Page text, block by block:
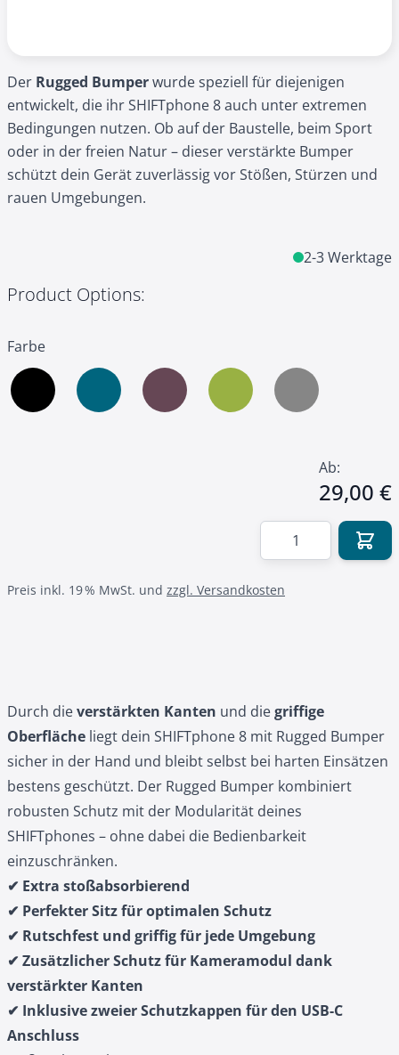
Der Rugged Bumperwurde speziell für diejenigen
entwickelt, die ihr SHIFTphone 8 auch unter extremen
Bedingungen nutzen. Ob auf der Baustelle, beim Sport
oder in der freien Natur – dieser verstärkte Bumper
schützt dein Gerät zuverlässig vor Stößen, Stürzen und
rauen Umgebungen.
2-3 Werktage
Product Options:
Farbe
Ab:
29,00 €
Menge
Preis inkl. 19 % MwSt. und zzgl. Versandkosten
Durch dieverstärkten Kanten und diegriffige
Oberfläche liegt dein SHIFTphone 8 mit Rugged Bumper
sicher in der Hand und bleibt selbst bei harten Einsätzen
bestens geschützt. Der Rugged Bumper kombiniert
robusten Schutz mit der Modularität deines
SHIFTphones – ohne dabei die Bedienbarkeit
einzuschränken.
✔ Extra stoßabsorbierend
✔ Perfekter Sitz für optimalen Schutz
✔ Rutschfest und griffig für jede Umgebung
✔ Zusätzlicher Schutz für Kameramodul dank
verstärkter Kanten
✔ Inklusive zweier Schutzkappen für den USB-C
Anschluss